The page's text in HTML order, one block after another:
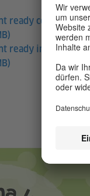
ready cover
ready interior